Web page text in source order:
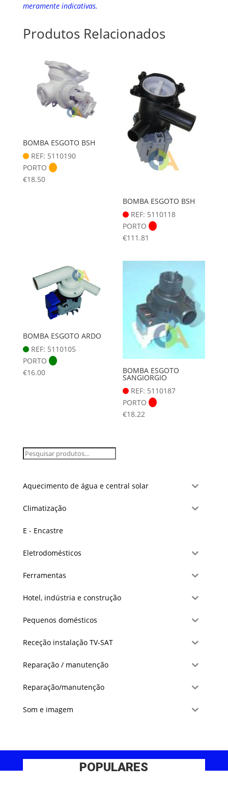
meramente indicativas.
Produtos Relacionados
BOMBA ESGOTO BSH
REF: 5110190
PORTO
€18.50
BOMBA ESGOTO BSH
REF: 5110118
PORTO
€111.81
BOMBA ESGOTO ARDO
REF: 5110105
PORTO
€16.00 BOMBA ESGOTO
SANGIORGIO
REF: 5110187
PORTO
€18.22
Aquecimento de água e central solar
Climatização
E - Encastre
Eletrodomésticos
Ferramentas
Hotel, indústria e construção
Pequenos domésticos
Receção instalação TV-SAT
Reparação / manutenção
Reparação/manutenção
Som e imagem
POPULARES